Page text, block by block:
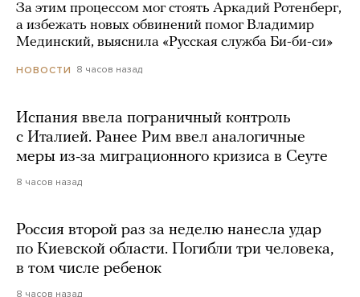
За этим процессом мог стоять Аркадий Ротенберг,
а избежать новых обвинений помог Владимир
Мединский, выяснила «Русская служба Би-би-си»
НОВОСТИ 8 часов назад
Испания ввела пограничный контроль
с Италией. Ранее Рим ввел аналогичные
меры из-за миграционного кризиса в Сеуте
8 часов назад
Россия второй раз за неделю нанесла удар
по Киевской области. Погибли три человека,
в том числе ребенок
8 часов назад